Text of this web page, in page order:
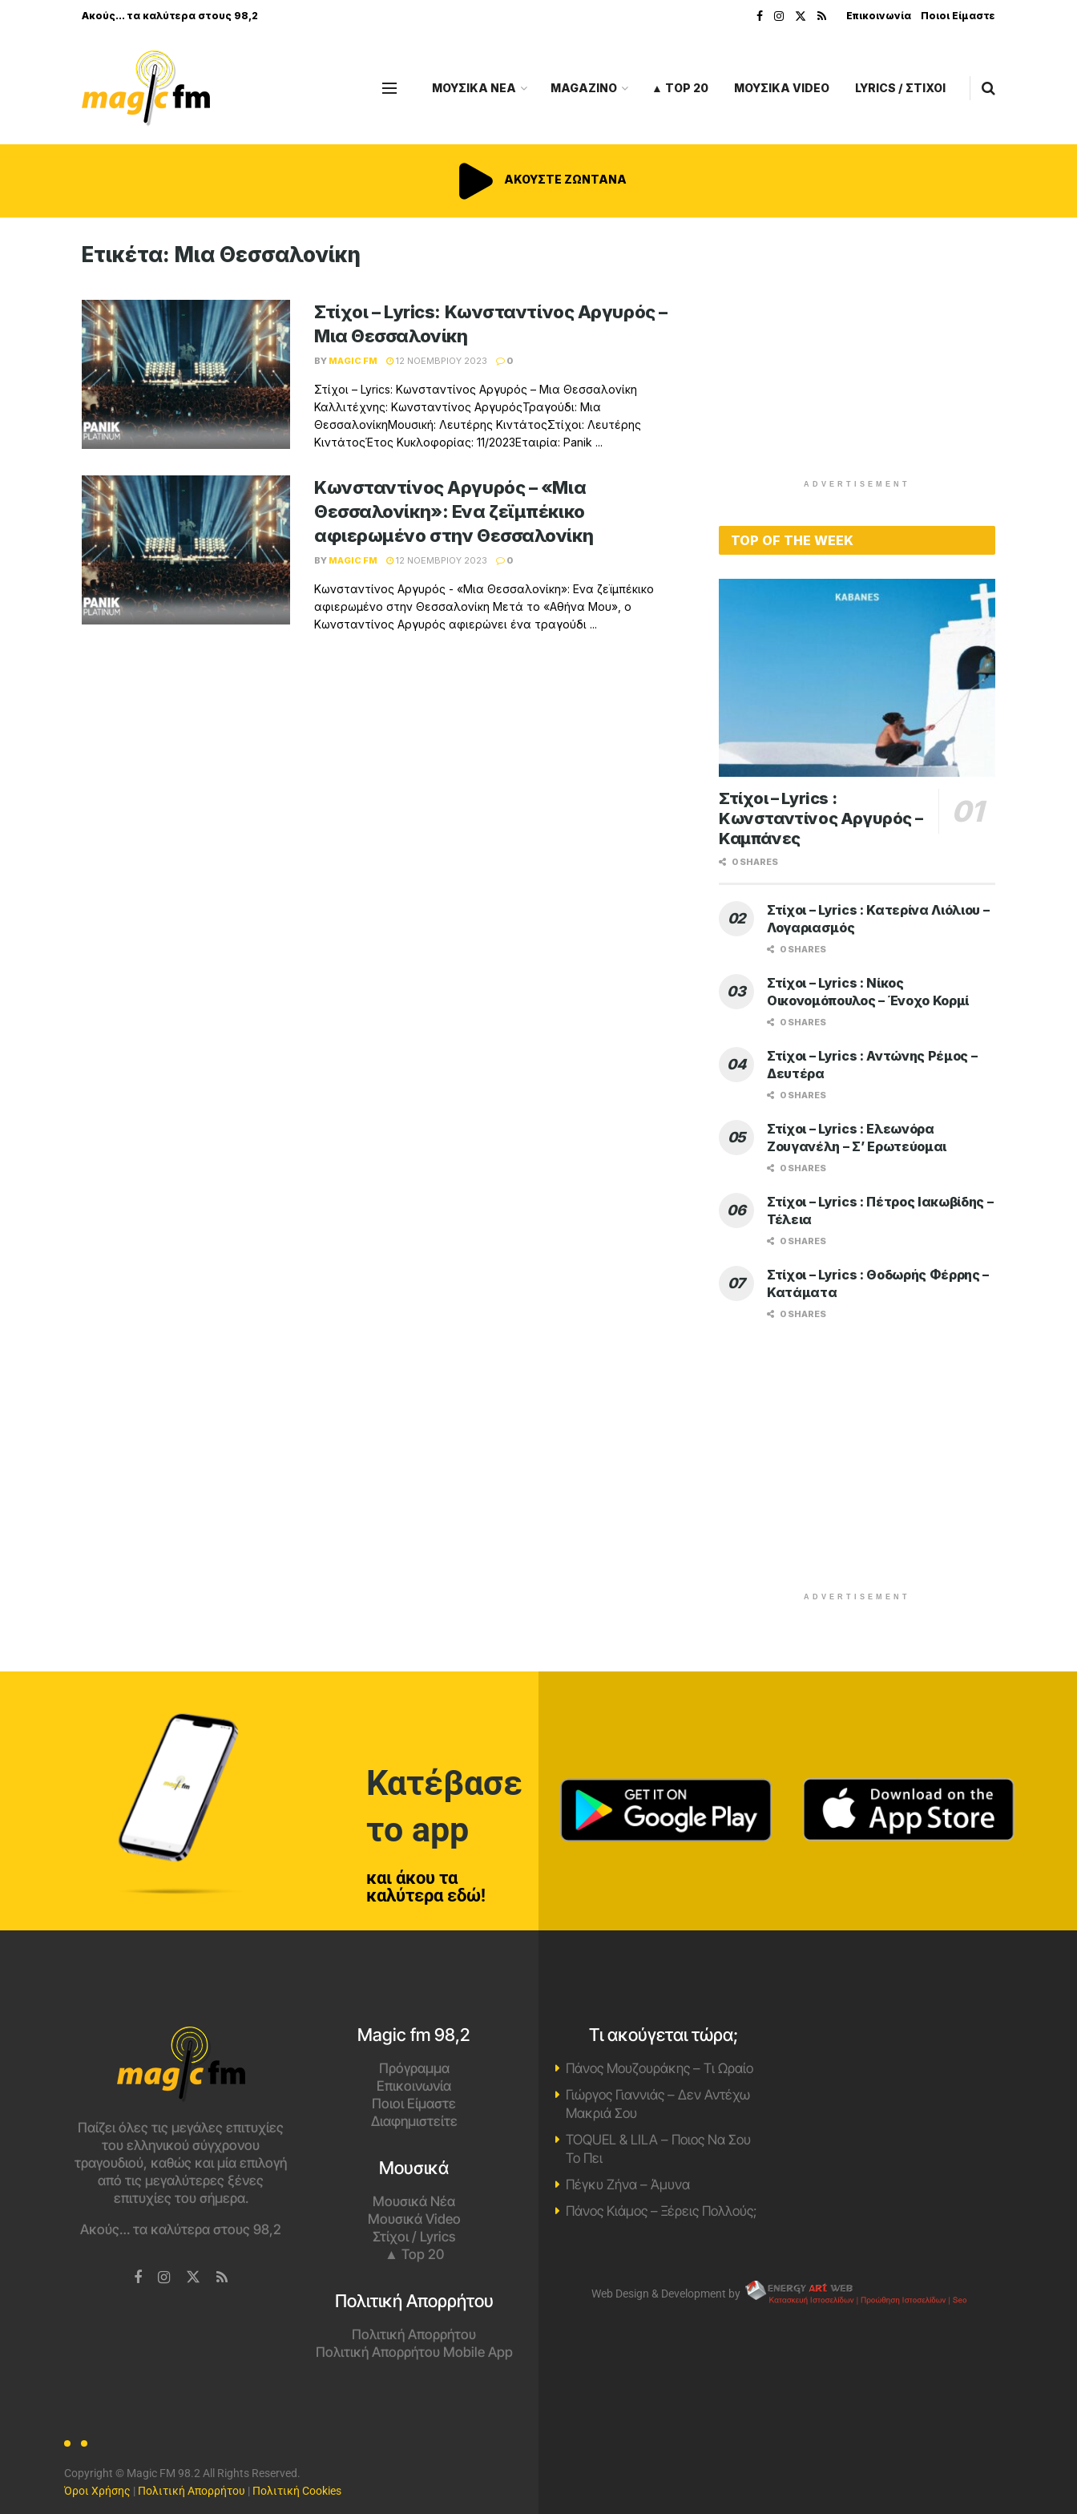
Ακούς... τα καλύτερα στους 98,2 Επικοινωνία Ποιοι Είμαστε
ΜΟΥΣΙΚΑ ΝΕΑ MAGAZINO ▲ TOP 20 ΜΟΥΣΙΚΑ VIDEO LYRICS / ΣΤΙΧΟΙ
ΑΚΟΥΣΤΕ ΖΩΝΤΑΝΑ
Ετικέτα: Μια Θεσσαλονίκη
Στίχοι – Lyrics: Κωνσταντίνος Αργυρός –
Μια Θεσσαλονίκη
BY MAGIC FM 12 ΝΟΕΜΒΡΊΟΥ 2023 0
Στίχοι – Lyrics: Κωνσταντίνος Αργυρός – Μια Θεσσαλονίκη
Καλλιτέχνης: Κωνσταντίνος ΑργυρόςΤραγούδι: Μια
ΘεσσαλονίκηΜουσική: Λευτέρης ΚιντάτοςΣτίχοι: Λευτέρης
ΚιντάτοςΈτος Κυκλοφορίας: 11/2023Εταιρία: Panik ...
Κωνσταντίνος Αργυρός – «Μια
Θεσσαλονίκη»: Ενα ζεϊμπέκικο
αφιερωμένο στην Θεσσαλονίκη
BY MAGIC FM 12 ΝΟΕΜΒΡΊΟΥ 2023 0
Κωνσταντίνος Αργυρός - «Μια Θεσσαλονίκη»: Ενα ζεϊμπέκικο
αφιερωμένο στην Θεσσαλονίκη Μετά το «Αθήνα Μου», ο
Κωνσταντίνος Αργυρός αφιερώνει ένα τραγούδι ...
ADVERTISEMENT
TOP OF THE WEEK
Στίχοι – Lyrics :
Κωνσταντίνος Αργυρός –
Καμπάνες
0 SHARES
Στίχοι – Lyrics : Κατερίνα Λιόλιου –
Λογαριασμός
0 SHARES
Στίχοι – Lyrics : Νίκος
Οικονομόπουλος – Ένοχο Κορμί
0 SHARES
Στίχοι – Lyrics : Αντώνης Ρέμος –
Δευτέρα
0 SHARES
Στίχοι – Lyrics : Ελεωνόρα
Ζουγανέλη – Σ’ Ερωτεύομαι
0 SHARES
Στίχοι – Lyrics : Πέτρος Ιακωβίδης –
Τέλεια
0 SHARES
Στίχοι – Lyrics : Θοδωρής Φέρρης –
Κατάματα
0 SHARES
ADVERTISEMENT
Κατέβασε
το app
και άκου τα
καλύτερα εδώ!
Παίζει όλες τις μεγάλες επιτυχίες
του ελληνικού σύγχρονου
τραγουδιού, καθώς και μία επιλογή
από τις μεγαλύτερες ξένες
επιτυχίες του σήμερα.
Ακούς… τα καλύτερα στους 98,2
Magic fm 98,2
Πρόγραμμα
Επικοινωνία
Ποιοι Είμαστε
Διαφημιστείτε
Μουσικά
Μουσικά Νέα
Μουσικά Video
Στίχοι / Lyrics
▲ Top 20
Πολιτική Απορρήτου
Πολιτική Απορρήτου
Πολιτική Απορρήτου Mobile App
Copyright © Magic FM 98.2 All Rights Reserved.
Όροι Χρήσης | Πολιτική Απορρήτου | Πολιτική Cookies
Τι ακούγεται τώρα;
Πάνος Μουζουράκης – Τι Ωραίο
Γιώργος Γιαννιάς – Δεν Αντέχω
Μακριά Σου
TOQUEL & LILA – Ποιος Να Σου
Το Πει
Πέγκυ Ζήνα – Άμυνα
Πάνος Κιάμος – Ξέρεις Πολλούς;
Web Design & Development by